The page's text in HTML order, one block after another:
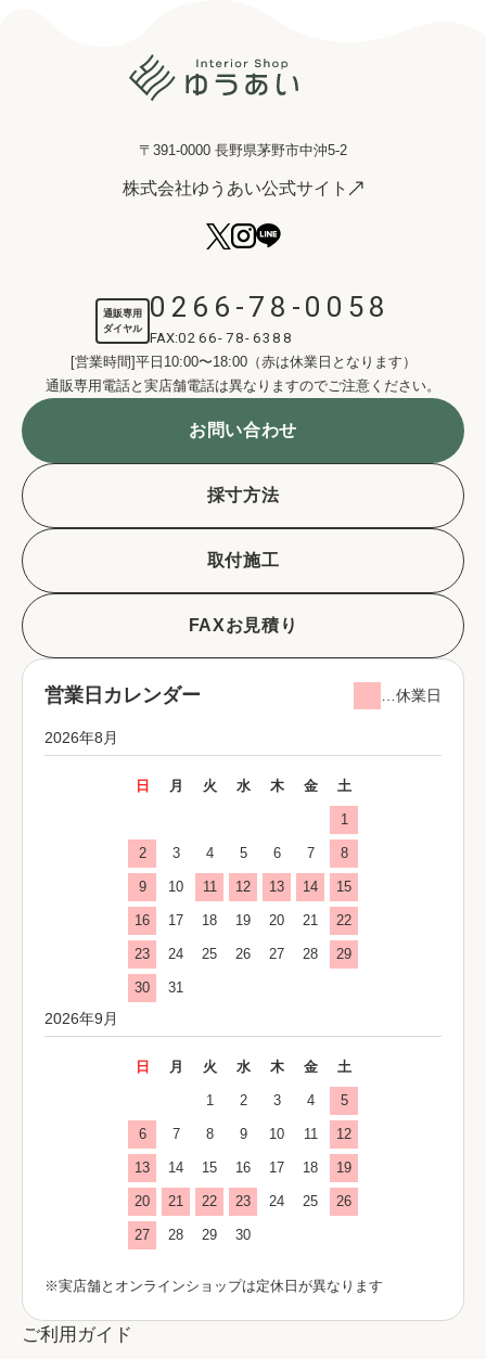
〒391-0000 長野県茅野市中沖5-2
株式会社ゆうあい公式サイト
通販専用
ダイヤル
0266-78-0058
FAX:0266-78-6388
[営業時間]平日10:00〜18:00（赤は休業日となります）
通販専用電話と実店舗電話は異なりますのでご注意ください。
お問い合わせ
採寸方法
取付施工
FAXお見積り
営業日カレンダー …休業日
2026年8月
日 月 火 水 木 金 土
1
2 3 4 5 6 7 8
9 10 11 12 13 14 15
16 17 18 19 20 21 22
23 24 25 26 27 28 29
30 31
2026年9月
日 月 火 水 木 金 土
1 2 3 4 5
6 7 8 9 10 11 12
13 14 15 16 17 18 19
20 21 22 23 24 25 26
27 28 29 30
※実店舗とオンラインショップは定休日が異なります
ご利用ガイド